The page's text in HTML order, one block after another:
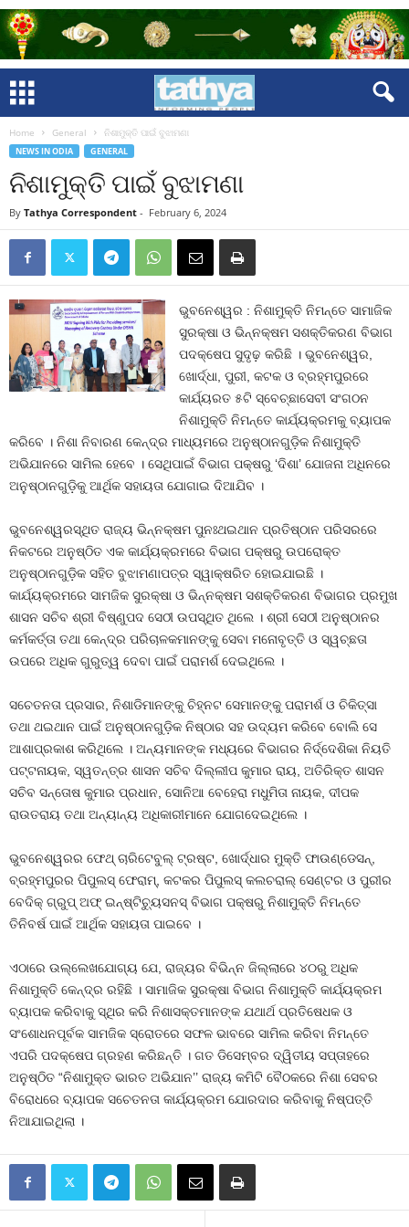
Home General ନିଶାମୁକ୍ତି ପାଇଁ ବୁଝାମଣା
NEWS IN ODIA GENERAL
ନିଶାମୁକ୍ତି ପାଇଁ ବୁଝାମଣା
By Tathya Correspondent - February 6, 2024
ଭୁବନେଶ୍ୱର : ନିଶାମୁକ୍ତି ନିମନ୍ତେ ସାମାଜିକ
ସୁରକ୍ଷା ଓ ଭିନ୍ନକ୍ଷମ ସଶକ୍ତିକରଣ ବିଭାଗ
ପଦକ୍ଷେପ ସୁଦୃଢ଼ କରିଛି । ଭୁବନେଶ୍ୱର,
ଖୋର୍ଦ୍ଧା, ପୁରୀ, କଟକ ଓ ବ୍ରହ୍ମପୁରରେ
କାର୍ଯ୍ୟରତ ୫ଟି ସ୍ବେଚ୍ଛାସେବୀ ସଂଗଠନ
ନିଶାମୁକ୍ତି ନିମନ୍ତେ କାର୍ଯ୍ୟକ୍ରମକୁ ବ୍ୟାପକ
କରିବେ । ନିଶା ନିବାରଣ କେନ୍ଦ୍ର ମାଧ୍ୟମରେ ଅନୁଷ୍ଠାନଗୁଡ଼ିକ ନିଶାମୁକ୍ତି
ଅଭିଯାନରେ ସାମିଲ ହେବେ । ସେଥିପାଇଁ ବିଭାଗ ପକ୍ଷରୁ ‘ଦିଶା’ ଯୋଜନା ଅଧିନରେ
ଅନୁଷ୍ଠାନଗୁଡ଼ିକୁ ଆର୍ଥିକ ସହାୟତା ଯୋଗାଇ ଦିଆଯିବ ।
ଭୁବନେଶ୍ୱରସ୍ଥିତ ରାଜ୍ୟ ଭିନ୍ନକ୍ଷମ ପୁନଃଥଇଥାନ ପ୍ରତିଷ୍ଠାନ ପରିସରରେ
ନିକଟରେ ଅନୁଷ୍ଠିତ ଏକ କାର୍ଯ୍ୟକ୍ରମରେ ବିଭାଗ ପକ୍ଷରୁ ଉପରୋକ୍ତ
ଅନୁଷ୍ଠାନଗୁଡ଼ିକ ସହିତ ବୁଝାମଣାପତ୍ର ସ୍ୱାକ୍ଷରିତ ହୋଇଯାଇଛି ।
କାର୍ଯ୍ୟକ୍ରମରେ ସାମଜିକ ସୁରକ୍ଷା ଓ ଭିନ୍ନକ୍ଷମ ସଶକ୍ତିକରଣ ବିଭାଗର ପ୍ରମୁଖ
ଶାସନ ସଚିବ ଶ୍ରୀ ବିଷ୍ଣୁପଦ ସେଠୀ ଉପସ୍ଥିତ ଥିଲେ । ଶ୍ରୀ ସେଠୀ ଅନୁଷ୍ଠାନର
କର୍ମକର୍ତ୍ତା ତଥା କେନ୍ଦ୍ର ପରିଚାଳକମାନଙ୍କୁ ସେବା ମନୋବୃତ୍ତି ଓ ସ୍ୱଚ୍ଛତା
ଉପରେ ଅଧିକ ଗୁରୁତ୍ୱ ଦେବା ପାଇଁ ପରାମର୍ଶ ଦେଇଥିଲେ ।
ସଚେତନତା ପ୍ରସାର, ନିଶାଡିମାନଙ୍କୁ ଚିହ୍ନଟ ସେମାନଙ୍କୁ ପରାମର୍ଶ ଓ ଚିକିତ୍ସା
ତଥା ଥଇଥାନ ପାଇଁ ଅନୁଷ୍ଠାନଗୁଡ଼ିକ ନିଷ୍ଠାର ସହ ଉଦ୍ୟମ କରିବେ ବୋଲି ସେ
ଆଶାପ୍ରକାଶ କରିଥିଲେ । ଅନ୍ୟମାନଙ୍କ ମଧ୍ୟରେ ବିଭାଗର ନିର୍ଦ୍ଦେଶିକା ନିୟତି
ପଟ୍ଟନାୟକ, ସ୍ୱତନ୍ତ୍ର ଶାସନ ସଚିବ ଦିଲ୍ଲୀପ କୁମାର ରାୟ, ଅତିରିକ୍ତ ଶାସନ
ସଚିବ ସନ୍ତୋଷ କୁମାର ପ୍ରଧାନ, ସୋନିଆ ବେହେରା ମଧୁମିତା ନାୟକ, ଦୀପକ
ରାଉତରାୟ ତଥା ଅନ୍ୟାନ୍ୟ ଅଧିକାରୀମାନେ ଯୋଗଦେଇଥିଲେ ।
ଭୁବନେଶ୍ୱରର ଫେଥ୍‌ ଚାରିଟେବୁଲ୍‌ ଟ୍ରଷ୍ଟ, ଖୋର୍ଦ୍ଧାର ମୁକ୍ତି ଫାଉଣ୍ଡେସନ୍‌,
ବ୍ରହ୍ମପୁରର ପିପୁଲସ୍‌ ଫେରାମ୍‌, କଟକର ପିପୁଲସ୍‌ କଲଚରାଲ୍‌ ସେଣ୍ଟର ଓ ପୁରୀର
ବେଦିକ୍‌ ଗ୍ରୁପ୍‌ ଅଫ୍‌ ଇନ୍‌ଷ୍ଟିଚୁ୍ୟସନସ୍‌ ବିଭାଗ ପକ୍ଷରୁ ନିଶାମୁକ୍ତି ନିମନ୍ତେ
ତିନିବର୍ଷ ପାଇଁ ଆର୍ଥିକ ସହାୟତା ପାଇବେ ।
ଏଠାରେ ଉଲ୍ଲେଖଯୋଗ୍ୟ ଯେ, ରାଜ୍ୟର ବିଭିନ୍ନ ଜିଲ୍ଲାରେ ୪୦ରୁ ଅଧିକ
ନିଶାମୁକ୍ତି କେନ୍ଦ୍ର ରହିଛି । ସାମାଜିକ ସୁରକ୍ଷା ବିଭାଗ ନିଶାମୁକ୍ତି କାର୍ଯ୍ୟକ୍ରମ
ବ୍ୟାପକ କରିବାକୁ ସ୍ଥିର କରି ନିଶାସକ୍ତମାନଙ୍କ ଯଥାର୍ଥ ପ୍ରତିଷେଧକ ଓ
ସଂଶୋଧନପୂର୍ବକ ସାମଜିକ ସ୍ରୋତରେ ସଫଳ ଭାବରେ ସାମିଲ କରିବା ନିମନ୍ତେ
ଏପରି ପଦକ୍ଷେପ ଗ୍ରହଣ କରିଛନ୍ତି । ଗତ ଡିସେମ୍ବର ଦ୍ୱିତୀୟ ସପ୍ତାହରେ
ଅନୁଷ୍ଠିତ “ନିଶାମୁକ୍ତ ଭାରତ ଅଭିଯାନ’’ ରାଜ୍ୟ କମିଟି ବୈଠକରେ ନିଶା ସେବର
ବିରୋଧରେ ବ୍ୟାପକ ସଚେତନତା କାର୍ଯ୍ୟକ୍ରମ ଯୋରଦାର କରିବାକୁ ନିଷ୍ପତ୍ତି
ନିଆଯାଇଥିଲା ।